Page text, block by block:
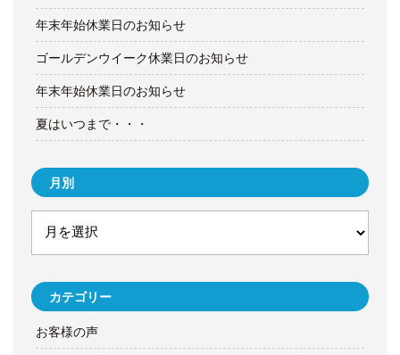
年末年始休業日のお知らせ
ゴールデンウイーク休業日のお知らせ
年末年始休業日のお知らせ
夏はいつまで・・・
月別
カテゴリー
お客様の声